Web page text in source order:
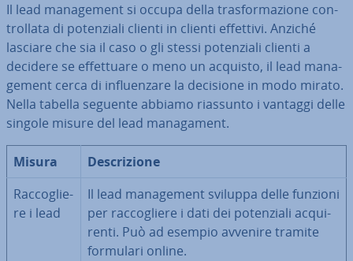
Il lead ma­na­ge­ment si occupa della tra­sfor­ma­zio­ne con­
trol­la­ta di po­ten­zia­li clienti in clienti effettivi. Anziché
lasciare che sia il caso o gli stessi po­ten­zia­li clienti a
decidere se ef­fet­tua­re o meno un acquisto, il lead ma­na­
ge­ment cerca di in­fluen­za­re la decisione in modo mirato.
Nella tabella seguente abbiamo riassunto i vantaggi delle
singole misure del lead ma­na­ga­ment.
Misura
De­scri­zio­ne
Rac­co­glie­
re i lead
Il lead ma­na­ge­ment sviluppa delle funzioni
per rac­co­glie­re i dati dei po­ten­zia­li ac­qui­
ren­ti. Può ad esempio avvenire tramite
formulari online.